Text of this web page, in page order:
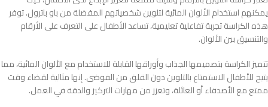
يمكنهم استخدام الألوان المائية لتلوين شخصياتهم المفضلة من باو باترول. توفر
هذه الكراسة تجربة تفاعلية تعليمية، تساعد الأطفال على التعرف على الأرقام
والتنسيق بين الألوان.
تتميز الكراسة بتصميمها الجذاب وأوراقها القابلة للاستخدام مع الألوان المائية، مما
يتيح للأطفال الاستمتاع بالتلوين دون القلق من الفوضى. إنها مثالية لقضاء وقت
ممتع مع الأصدقاء أو العائلة، وتعزز من مهارات التركيز والدقة في العمل.